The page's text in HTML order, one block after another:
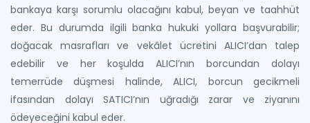
bankaya karşı sorumlu olacağını kabul, beyan ve taahhüt
eder. Bu durumda ilgili banka hukuki yollara başvurabilir;
doğacak masrafları ve vekâlet ücretini ALICI’dan talep
edebilir ve her koşulda ALICI’nın borcundan dolayı
temerrüde düşmesi halinde, ALICI, borcun gecikmeli
ifasından dolayı SATICI’nın uğradığı zarar ve ziyanını
ödeyeceğini kabul eder.